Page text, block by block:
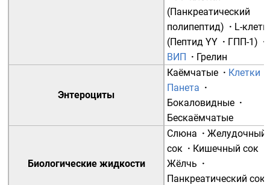
(Панкреатический
полипептид) · L-
(Пептид YY · ГПП-1) ·
ВИП · Грелин
Энтероциты
Каёмчатые · Клетки
Панета ·
Бокаловидные ·
Бескаёмчатые
Биологические жидкости
Слюна · Желудочный
сок · Кишечный сок
Жёлчь ·
Панкреатический сок